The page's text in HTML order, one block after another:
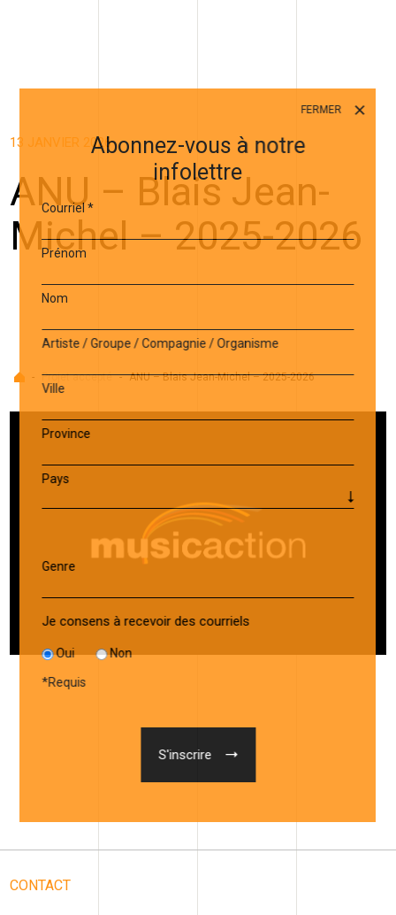
13 JANVIER 2026
ANU – Blais Jean-
Michel – 2025-2026
Accueil
- Projet accepté - ANU – Blais Jean-Michel – 2025-2026
CONTACT
FERMER
Abonnez-vous à notre
infolettre
Courriel*
Prénom
Nom
Artiste / Groupe / Compagnie / Organisme
Ville
Province
Pays
Genre
Je consens à recevoir des courriels
Oui Non
*Requis